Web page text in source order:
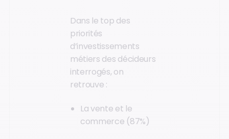
Dans le top des
priorités
d’investissements
métiers des décideurs
interrogés, on
retrouve :
La vente et le
commerce (87%)